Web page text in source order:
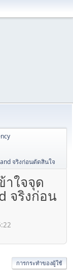
จริงก่อนตัดสินใจ
าใจจุด
จริงก่อน
การกระทำของผู้ใช้